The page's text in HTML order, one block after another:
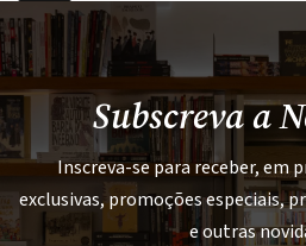
Subscreva a
Inscreva-se para receber, em
exclusivas, promoções especiais,
e outras